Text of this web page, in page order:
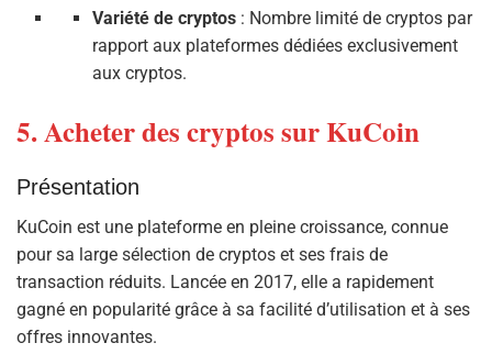
Variété de cryptos: Nombre limité de cryptos par
rapport aux plateformes dédiées exclusivement
aux cryptos.
5. Acheter des cryptos sur KuCoin
Présentation
KuCoin est une plateforme en pleine croissance, connue
pour sa large sélection de cryptos et ses frais de
transaction réduits. Lancée en 2017, elle a rapidement
gagné en popularité grâce à sa facilité d’utilisation et à ses
offres innovantes.